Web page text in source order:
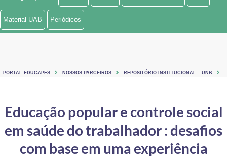
Ministério de Minas e Energia
Controladoria-Geral da União
Ministério da Mulher, da Família e dos Direitos Humanos
Material UAB Periódicos
PORTAL EDUCAPES NOSSOS PARCEIROS REPOSITÓRIO INSTITUCIONAL – UNB
Educação popular e controle social
em saúde do trabalhador : desafios
com base em uma experiência